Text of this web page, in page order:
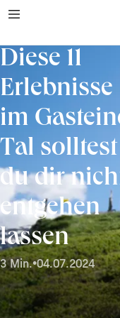
Diese 11
Erlebnisse
im
Tal solltest
du dir
entgehen
lassen
3 Min.•04.07.2024